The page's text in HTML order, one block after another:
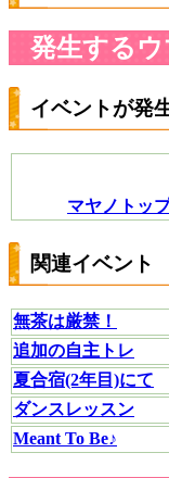
発生する
イベントが発
マヤノトッ
関連イベント
無茶は厳禁！
追加の自主トレ
夏合宿(2年目)にて
ダンスレッスン
Meant To Be♪